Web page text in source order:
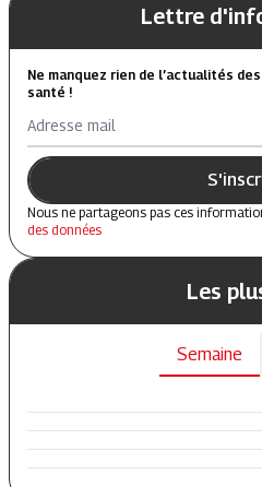
Lettre
Ne manquez rien de l’actualités
santé !
Adresse mail
Nous ne partageons pas ces
des données
Les
Semaine